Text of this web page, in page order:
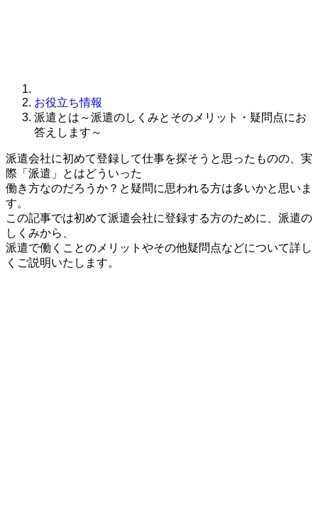
お役立ち情報
派遣とは～派遣のしくみとそのメリット・疑問点にお
答えします～
派遣会社に初めて登録して仕事を探そうと思ったものの、実
際「派遣」とはどういった
働き方なのだろうか？と疑問に思われる方は多いかと思いま
す。
この記事では初めて派遣会社に登録する方のために、派遣の
しくみから、
派遣で働くことのメリットやその他疑問点などについて詳し
くご説明いたします。